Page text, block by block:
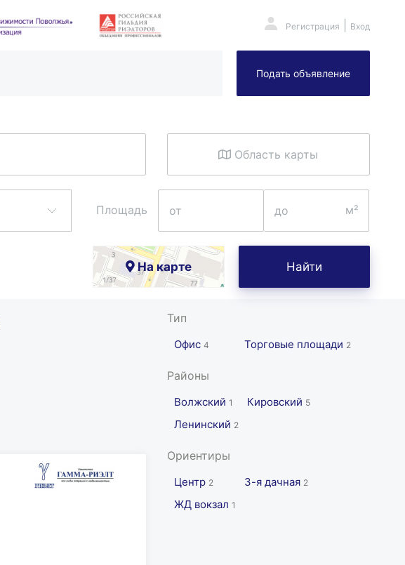
Регистрация Вход
Подать объявление
Область карты
Площадь
На карте
Найти
Тип
Офис 4 Торговые площади 2
Районы
Волжский 1 Кировский 5
Ленинский 2
Ориентиры
Центр 2 3-я дачная 2
ЖД вокзал 1